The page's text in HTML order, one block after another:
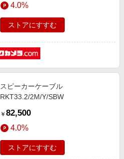
4.0%
ストアにすすむ
スピーカーケーブル
RKT33.2/2M/Y/SBW
￥ 82,500
4.0%
ストアにすすむ